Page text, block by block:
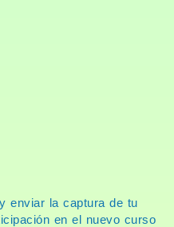
enviar la captura de tu
en el nuevo curso